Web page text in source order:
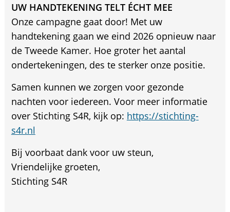
UW HANDTEKENING TELT ÉCHT MEE
Onze campagne gaat door! Met uw
handtekening gaan we eind 2026 opnieuw naar
de Tweede Kamer. Hoe groter het aantal
ondertekeningen, des te sterker onze positie.
Samen kunnen we zorgen voor gezonde
nachten voor iedereen. Voor meer informatie
over Stichting S4R, kijk op: https://stichting-
s4r.nl
Bij voorbaat dank voor uw steun,
Vriendelijke groeten,
Stichting S4R